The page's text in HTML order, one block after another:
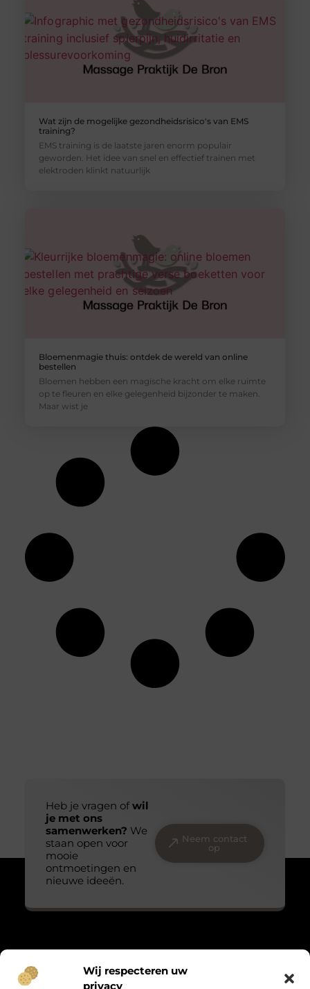
Wij respecteren uw
privacy
Wat zijn de mogelijke gezondheidsrisico's van EMS
training?
EMS training is de laatste jaren enorm populair
geworden. Het idee van snel en effectief trainen met
elektroden klinkt natuurlijk
Bloemenmagie thuis: ontdek de wereld van online
bestellen
Bloemen hebben een magische kracht om elke ruimte
op te fleuren en elke gelegenheid bijzonder te maken.
Maar wist je
Heb je vragen ofwil
je met ons
samenwerken? We
staan open voor
mooie
ontmoetingen en
nieuwe ideeën.
Neem contact
op
Over Massage praktijk de bron
“Teder, echt en met oog voor detail.”